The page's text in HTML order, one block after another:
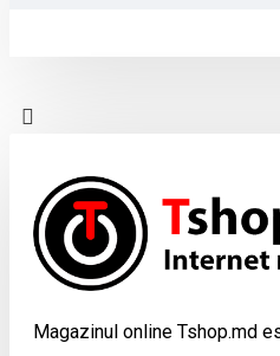
Magazinul online Tshop.md